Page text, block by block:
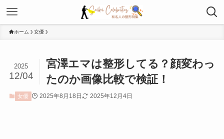
ホーム 女優
宮澤エマは整形してる？顔変わっ
たのか画像比較で検証！
2025
12/04
女優 2025年8月18日 2025年12月4日